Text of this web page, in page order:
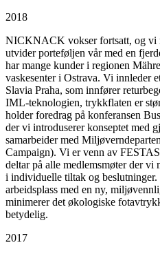
2018
NICKNACK vokser fortsatt, og vi
utvider porteføljen vår med en
har mange kunder i regionen
vaskesenter i Ostrava. Vi innleder
Slavia Praha, som innfører
IML-teknologien, trykkflaten er
holder foredrag på konferansen
der vi introduserer konseptet med
samarbeider med
Campaign). Vi er venn av
deltar på alle medlemsmøter der vi
i individuelle tiltak og
arbeidsplass med en ny,
minimerer det økologiske
betydelig.
2017